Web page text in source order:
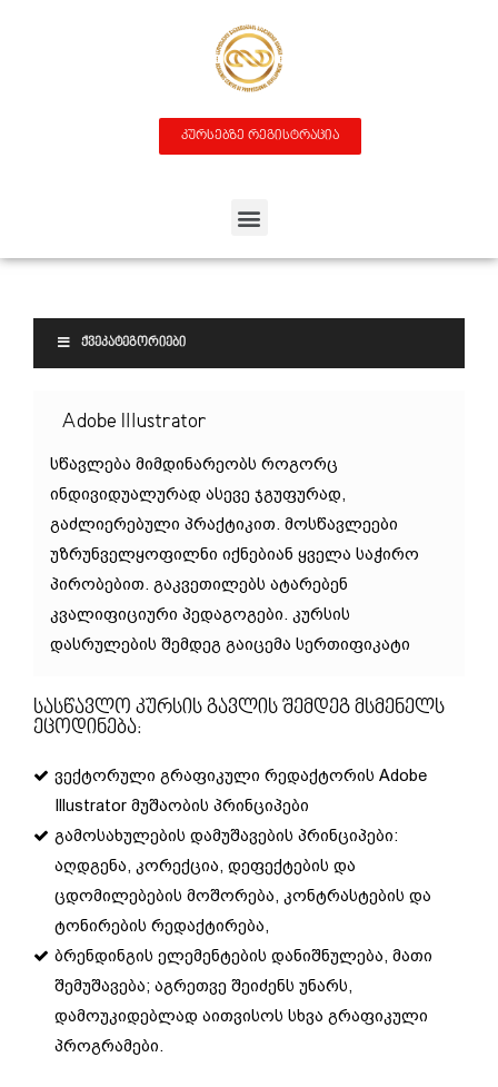
კურსებზე რეგისტრაცია
ᲥᲕᲔᲙᲐᲢᲔᲒᲝᲠᲘᲔᲑᲘ
Adobe Illustrator
სწავლება მიმდინარეობს როგორც
ინდივიდუალურად ასევე ჯგუფურად,
გაძლიერებული პრაქტიკით. მოსწავლეები
უზრუნველყოფილნი იქნებიან ყველა საჭირო
პირობებით. გაკვეთილებს ატარებენ
კვალიფიციური პედაგოგები. კურსის
დასრულების შემდეგ გაიცემა სერთიფიკატი
Სასწავლო Კურსის Გავლის Შემდეგ Მსმენელს
Ეცოდინება:
ვექტორული გრაფიკული რედაქტორის Adobe
Illustrator მუშაობის პრინციპები
გამოსახულების დამუშავების პრინციპები:
აღდგენა, კორექცია, დეფექტების და
ცდომილებების მოშორება, კონტრასტების და
ტონირების რედაქტირება,
ბრენდინგის ელემენტების დანიშნულება, მათი
შემუშავება; აგრეთვე შეიძენს უნარს,
დამოუკიდებლად აითვისოს სხვა გრაფიკული
პროგრამები.